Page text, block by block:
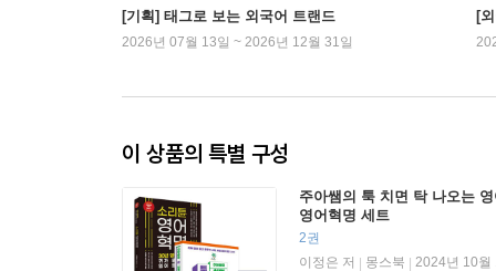
[기획] 태그로 보는 외국어 트랜드
2026년 07월 13일 ~ 2026년 12월 31일
[
이 상품의 특별 구성
주아쌤의 툭 치면 탁 나오는
영어혁명 세트
2권
이정은 저
몽스북
2024년 10월